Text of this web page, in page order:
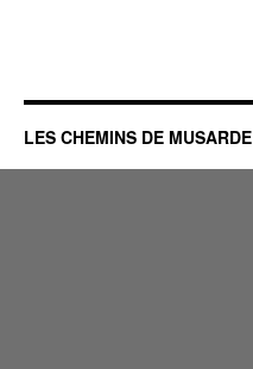
LES CHEMINS DE MUSARDE